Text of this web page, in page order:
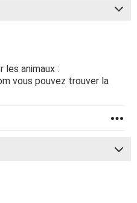
les animaux :
vous pouvez trouver la